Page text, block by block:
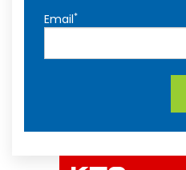
Email*